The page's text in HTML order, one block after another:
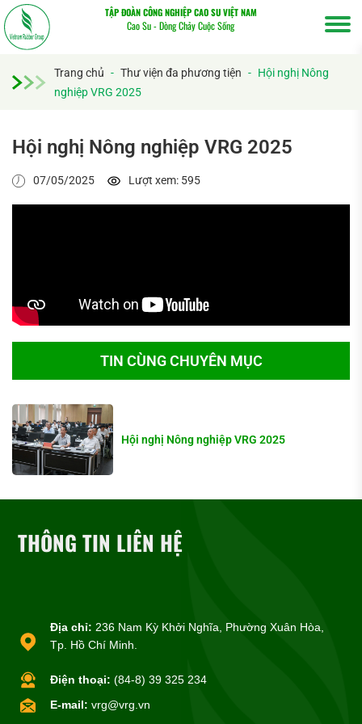
TẬP ĐOÀN CÔNG NGHIỆP CAO SU VIỆT NAM
Cao Su - Dòng Chảy Cuộc Sống
Trang chủ - Thư viện đa phương tiện - Hội nghị Nông
nghiệp VRG 2025
Hội nghị Nông nghiệp VRG 2025
07/05/2025 Lượt xem: 595
TIN CÙNG CHUYÊN MỤC
Hội nghị Nông nghiệp VRG 2025
THÔNG TIN LIÊN HỆ
Địa chỉ: 236 Nam Kỳ Khởi Nghĩa, Phường Xuân Hòa,
Tp. Hồ Chí Minh.
Điện thoại: (84-8) 39 325 234
E-mail: vrg@vrg.vn